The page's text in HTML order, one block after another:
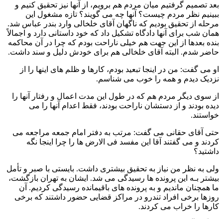
بعد تصمیم گرفتیم میان مردم هم برویم، از آنها نیز تحقیق کنیم و
ببینیم نظر مردم چیست؟ آنها چه می گویند؟ تازه مشغول این
مرحله از تحقیق بودیم که ناگهان آقای خلخالی وارد بندر عباس شد.
همان شب برای آنها دادگاه تشکیل داد که خود داستانی دارد و اجمالاً
بنده بعدها از این جهت هم خیلی ناراحت بودم که چرا در آن محاکمه
حاضر شدم. البته آقای خلخالی هم برای خودش دلیل و سند داشت.
او می گفت: من در اینجا تبعید بودم، کارها و ظلم های اینها را از
نزدیک دیدم و همه را خوب می شناسم.
از سوی دیگر مردم هم که در طول این مدت اعمال و رفتار آنها را
دیده بودند و از دستشان ناراحت بودند، فقط اعدام آنها را می
خواستند.
حتی آقای حقانی می گفت: مرتب به دفتر امام جمعه مراجعه می
کردند و می گفتند آقا این مفسد فی الارض ها را چرا اینجا نگه
داشتید؟
ولی به نظر من نیاز به تحقیق بیشتری داشت. بایستی با صبر و تأمل
بیشتر بـه این پرونده ها رسیدگی می شد. ایشان به تهران بازگشت،
ما همچنان ماندیم و به پرونده های باقیمانده رسیدگی کردیم. آن
روزها برخی افراد تندرو در مراکز قضایی حضور داشتند که برخی
کارها را خراب می کردند.